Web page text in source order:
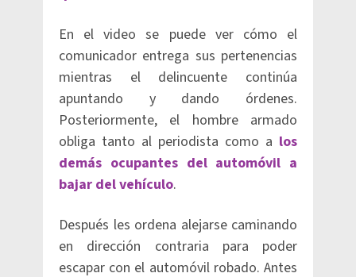
En el video se puede ver cómo el
comunicador entrega sus pertenencias
mientras el delincuente continúa
apuntando y dando órdenes.
Posteriormente, el hombre armado
obliga tanto al periodista como a los
demás ocupantes del automóvil a
bajar del vehículo.
Después les ordena alejarse caminando
en dirección contraria para poder
escapar con el automóvil robado. Antes